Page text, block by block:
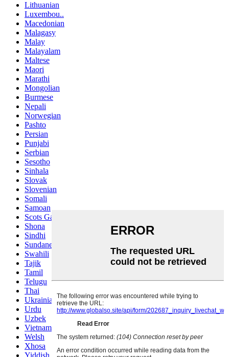
Lithuanian
Luxembou..
Macedonian
Malagasy
Malay
Malayalam
Maltese
Maori
Marathi
Mongolian
Burmese
Nepali
Norwegian
Pashto
Persian
Punjabi
Serbian
Sesotho
Sinhala
Slovak
Slovenian
Somali
Samoan
Scots Gaelic
Shona
Sindhi
Sundanese
Swahili
Tajik
Tamil
Telugu
Thai
Ukrainian
Urdu
Uzbek
Vietnamese
Welsh
Xhosa
Yiddish